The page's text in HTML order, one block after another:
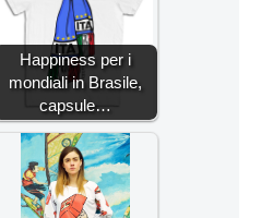
Happiness per i
mondiali in Brasile,
capsule…